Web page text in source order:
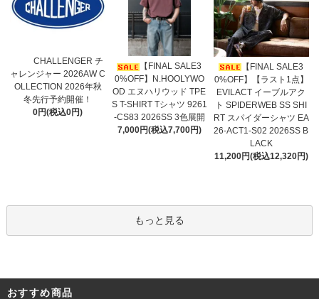
CHALLENGER チ
ャレンジャー 2026AW C
OLLECTION 2026年秋
冬先行予約開催！
0円(税込0円)
【FINAL SALE3
0%OFF】N.HOOLYWO
OD エヌハリウッド TPE
S T-SHIRT Tシャツ 9261
-CS83 2026SS 3色展開
7,000円(税込7,700円)
【FINAL SALE3
0%OFF】【ラスト1点】
EVILACT イーブルアク
ト SPIDERWEB SS SHI
RT スパイダーシャツ EA
26-ACT1-S02 2026SS B
LACK
11,200円(税込12,320円)
もっと見る
おすすめ商品